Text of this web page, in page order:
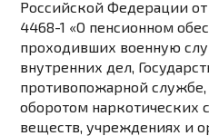
Российской Федерации от
4468-1 «О пенсионном
проходивших военную
внутренних дел,
противопожарной
оборотом наркотических
веществ, учреждениях и